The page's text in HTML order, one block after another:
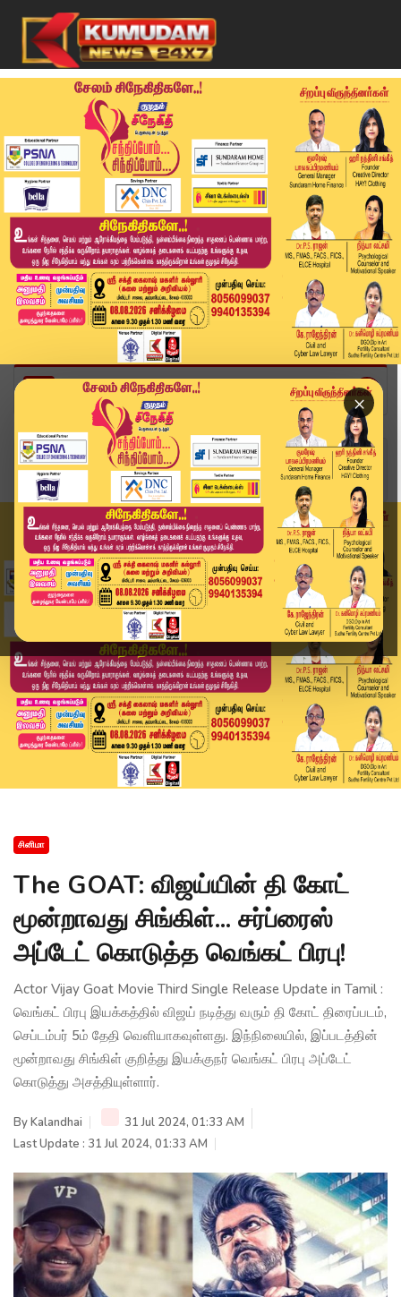
×
Home
சினிமா
The GOAT: விஜய்யின் தி கோட் மூன்றாவது சிங்கிள்....
சினிமா
The GOAT: விஜய்யின் தி கோட்
மூன்றாவது சிங்கிள்... சர்ப்ரைஸ்
அப்டேட் கொடுத்த வெங்கட் பிரபு!
Actor Vijay Goat Movie Third Single Release Update in Tamil :
வெங்கட் பிரபு இயக்கத்தில் விஜய் நடித்து வரும் தி கோட் திரைப்படம்,
செப்டம்பர் 5ம் தேதி வெளியாகவுள்ளது. இந்நிலையில், இப்படத்தின்
மூன்றாவது சிங்கிள் குறித்து இயக்குநர் வெங்கட் பிரபு அப்டேட்
கொடுத்து அசத்தியுள்ளார்.
ByKalandhai
31 Jul 2024, 01:33 AM
Last Update : 31 Jul 2024, 01:33 AM